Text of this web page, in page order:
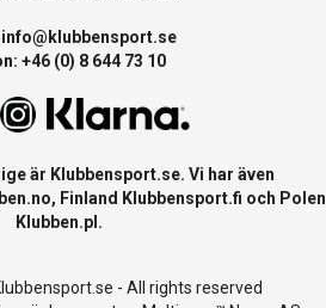
info@klubbensport.se
+46 (0) 8 644 73 10
är Klubbensport.se. Vi har även
, Finland Klubbensport.fi och Polen
Klubben.pl .
- All rights reserved